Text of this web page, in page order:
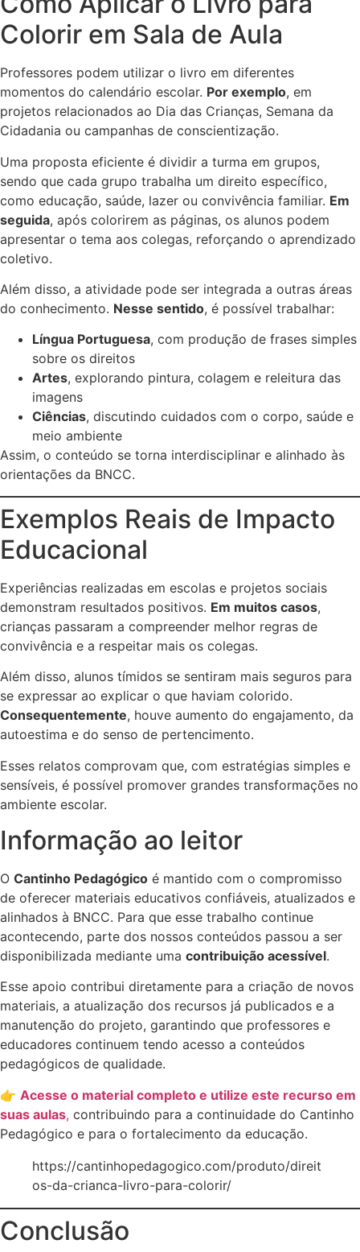
Colorir em Sala de Aula
Professores podem utilizar o livro em diferentes
momentos do calendário escolar. Por exemplo, em
projetos relacionados ao Dia das Crianças, Semana da
Cidadania ou campanhas de conscientização.
Uma proposta eficiente é dividir a turma em grupos,
sendo que cada grupo trabalha um direito específico,
como educação, saúde, lazer ou convivência familiar. Em
seguida, após colorirem as páginas, os alunos podem
apresentar o tema aos colegas, reforçando o aprendizado
coletivo.
Além disso, a atividade pode ser integrada a outras áreas
do conhecimento. Nesse sentido, é possível trabalhar:
Língua Portuguesa, com produção de frases simples
sobre os direitos
Artes, explorando pintura, colagem e releitura das
imagens
Ciências, discutindo cuidados com o corpo, saúde e
meio ambiente
Assim, o conteúdo se torna interdisciplinar e alinhado às
orientações da BNCC.
Exemplos Reais de Impacto
Educacional
Experiências realizadas em escolas e projetos sociais
demonstram resultados positivos. Em muitos casos,
crianças passaram a compreender melhor regras de
convivência e a respeitar mais os colegas.
Além disso, alunos tímidos se sentiram mais seguros para
se expressar ao explicar o que haviam colorido.
Consequentemente, houve aumento do engajamento, da
autoestima e do senso de pertencimento.
Esses relatos comprovam que, com estratégias simples e
sensíveis, é possível promover grandes transformações no
ambiente escolar.
Informação ao leitor
O Cantinho Pedagógico é mantido com o compromisso
de oferecer materiais educativos confiáveis, atualizados e
alinhados à BNCC. Para que esse trabalho continue
acontecendo, parte dos nossos conteúdos passou a ser
disponibilizada mediante uma contribuição acessível.
Esse apoio contribui diretamente para a criação de novos
materiais, a atualização dos recursos já publicados e a
manutenção do projeto, garantindo que professores e
educadores continuem tendo acesso a conteúdos
pedagógicos de qualidade.
👉 Acesse o material completo e utilize este recurso em
suas aulas, contribuindo para a continuidade do Cantinho
Pedagógico e para o fortalecimento da educação.
https://cantinhopedagogico.com/produto/direit
os-da-crianca-livro-para-colorir/
Conclusão